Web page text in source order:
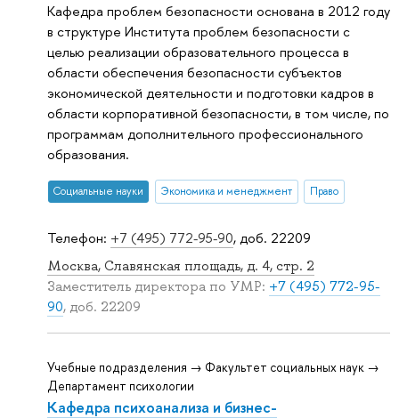
Телефон: +7 (495) 772-95-90, доб. 22209
Москва, Славянская площадь, д. 4, стр. 2
Заместитель директора по УМР: +7 (495) 772-95-
90, доб. 22209
Кафедра проблем безопасности основана в 2012 году
в структуре Института проблем безопасности с
целью реализации образовательного процесса в
области обеспечения безопасности субъектов
экономической деятельности и подготовки кадров в
области корпоративной безопасности, в том числе, по
программам дополнительного профессионального
образования.
Социальные науки Экономика и менеджмент Право
Учебные подразделения → Факультет социальных наук →
Департамент психологии
Кафедра психоанализа и бизнес-